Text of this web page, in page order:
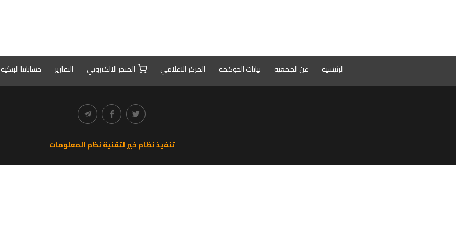
الرئيسية عن الجمعية بيانات الحوكمة المركز الاعلامي المتجر الالكتروني التقارير حساباتنا البنكية
تنفيذ نظام خير لتقنية نظم المعلومات